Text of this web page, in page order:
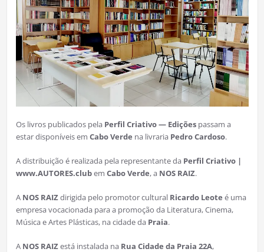
Os livros publicados pela Perfil Criativo — Ediçõespassam a
estar disponíveis em Cabo Verde na livraria Pedro Cardoso.
A distribuição é realizada pela representante da Perfil Criativo |
www.AUTORES.clubem Cabo Verde, a NOS RAIZ.
A NOS RAIZdirigida pelo promotor cultural Ricardo Leote é uma
empresa vocacionada para a promoção da Literatura, Cinema,
Música e Artes Plásticas, na cidade da Praia.
A NOS RAIZestá instalada na Rua Cidade da Praia 22A,